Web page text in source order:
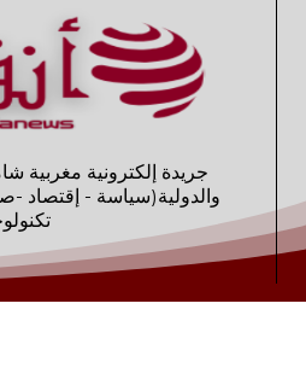
جريدة إلكترونية مغربية
والدولية(سياسة -